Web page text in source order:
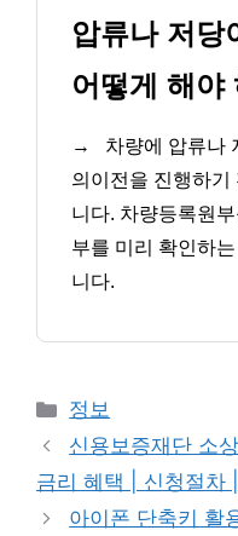
압류나 저당
어떻게 해야
→
차량에 압류나
의이전을 진행하기
니다. 차량등록원
부를 미리 확인하
니다.
카
테
리
정보
신용보증재단 소
금리 혜택 | 신청절차
아이폰 단축키 활